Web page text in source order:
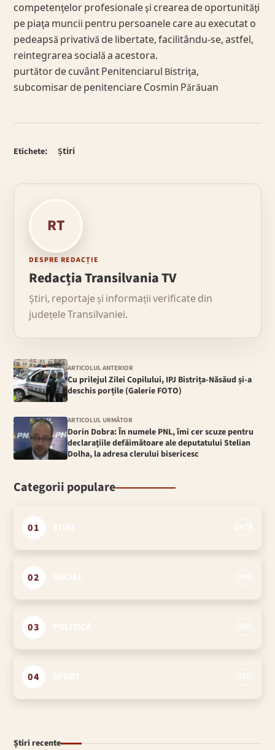
competenţelor profesionale şi crearea de oportunităţi
pe piaţa muncii pentru persoanele care au executat o
pedeapsă privativă de libertate, facilitându-se, astfel,
reintegrarea socială a acestora.
purtător de cuvânt Penitenciarul Bistriţa,
subcomisar de penitenciare Cosmin Părăuan
Etichete: Știri
RT
DESPRE REDACȚIE
Redacția Transilvania TV
Știri, reportaje și informații verificate din
județele Transilvaniei.
ARTICOLUL ANTERIOR
Cu prilejul Zilei Copilului, IPJ Bistrița-Năsăud și-a
deschis porțile (Galerie FOTO)
ARTICOLUL URMĂTOR
Dorin Dobra: În numele PNL, îmi cer scuze pentru
declaraţiile defăimătoare ale deputatului Stelian
Dolha, la adresa clerului bisericesc
Categorii populare
01
02
03
04
Știri recente